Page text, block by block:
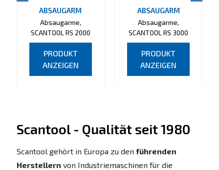
ABSAUGARM
Absaugarme,
SCANTOOL RS 2000
PRODUKT
ANZEIGEN
ABSAUGARM
Absaugarme,
SCANTOOL RS 3000
PRODUKT
ANZEIGEN
Scantool - Qualität seit 1980
Scantool gehört in Europa zu den führenden
Herstellern von Industriemaschinen für die